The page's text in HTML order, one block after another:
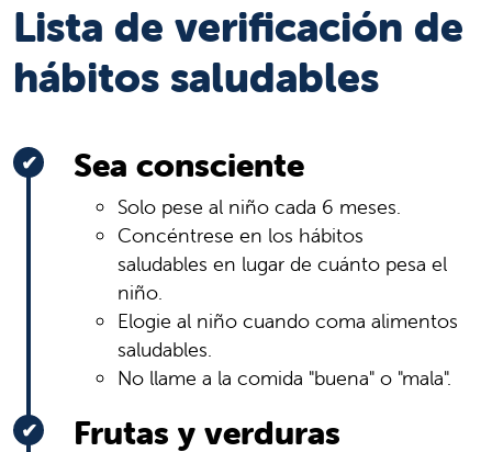
Lista de verificación de
hábitos saludables
Sea consciente
Solo pese al niño cada 6 meses.
Concéntrese en los hábitos
saludables en lugar de cuánto pesa el
niño.
Elogie al niño cuando coma alimentos
saludables.
No llame a la comida "buena" o "mala".
Frutas y verduras